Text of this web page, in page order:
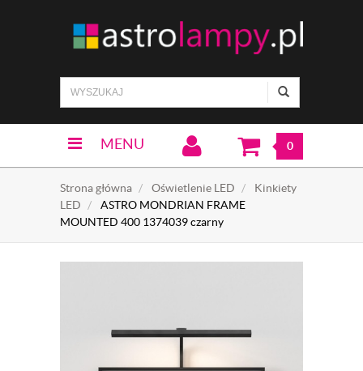
MENU 0
Strona główna Oświetlenie LED
Kinkiety
LED
ASTRO MONDRIAN FRAME
MOUNTED 400 1374039 czarny